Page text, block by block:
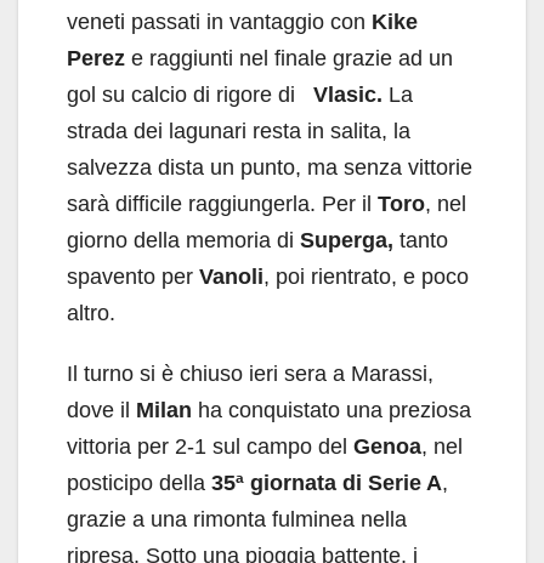
veneti passati in vantaggio con Kike
Perez e raggiunti nel finale grazie ad un
gol su calcio di rigore di Vlasic. La
strada dei lagunari resta in salita, la
salvezza dista un punto, ma senza vittorie
sarà difficile raggiungerla. Per il Toro, nel
giorno della memoria di Superga, tanto
spavento per Vanoli, poi rientrato, e poco
altro.
Il turno si è chiuso ieri sera a Marassi,
dove il Milan ha conquistato una preziosa
vittoria per 2-1 sul campo del Genoa, nel
posticipo della 35ª giornata di Serie A,
grazie a una rimonta fulminea nella
ripresa. Sotto una pioggia battente, i